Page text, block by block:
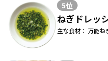
5位
ねぎドレッ
主な食材： 万能ね